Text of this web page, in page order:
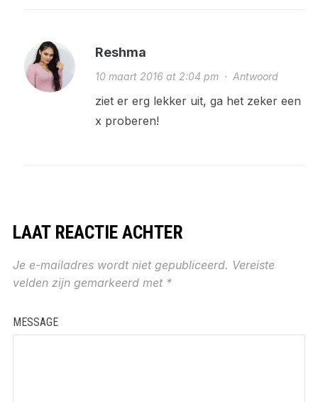
Reshma
10 maart 2016 at 2:04 pm· Antwoord
ziet er erg lekker uit, ga het zeker een
x proberen!
LAAT REACTIE ACHTER
Je e-mailadres wordt niet gepubliceerd. Vereiste
velden zijn gemarkeerd met *
MESSAGE